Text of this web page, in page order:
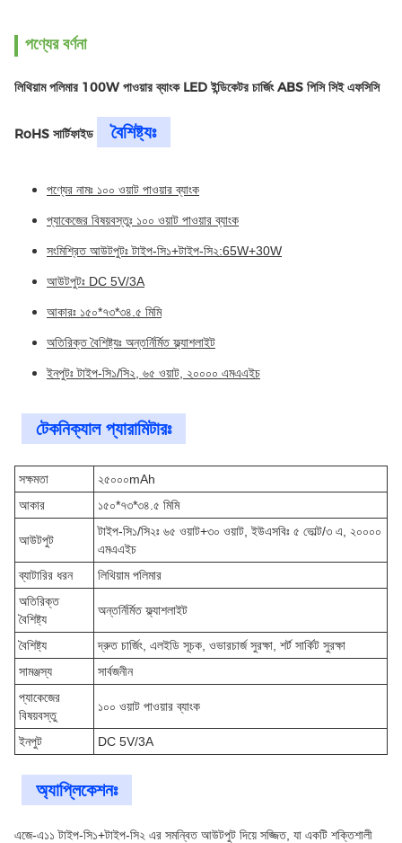
পণ্যের বর্ণনা
লিথিয়াম পলিমার 100W পাওয়ার ব্যাংক LED ইন্ডিকেটর চার্জিং ABS পিসি সিই এফসিসি
RoHS সার্টিফাইড বৈশিষ্ট্যঃ
পণ্যের নামঃ ১০০ ওয়াট পাওয়ার ব্যাংক
প্যাকেজের বিষয়বস্তুঃ ১০০ ওয়াট পাওয়ার ব্যাংক
সংমিশ্রিত আউটপুটঃ টাইপ-সি১+টাইপ-সি২:65W+30W
আউটপুটঃ DC 5V/3A
আকারঃ ১৫০*৭৩*৩৪.৫ মিমি
অতিরিক্ত বৈশিষ্ট্যঃ অন্তর্নির্মিত ফ্ল্যাশলাইট
ইনপুটঃ টাইপ-সি১/সি২, ৬৫ ওয়াট, ২০০০০ এমএএইচ
টেকনিক্যাল প্যারামিটারঃ
সক্ষমতা
২৫০০০mAh
আকার
১৫০*৭৩*৩৪.৫ মিমি
আউটপুট
টাইপ-সি১/সি২ঃ ৬৫ ওয়াট+৩০ ওয়াট, ইউএসবিঃ ৫ ভোল্ট/৩ এ, ২০০০০
এমএএইচ
ব্যাটারির ধরন
লিথিয়াম পলিমার
অতিরিক্ত
বৈশিষ্ট্য
অন্তর্নির্মিত ফ্ল্যাশলাইট
বৈশিষ্ট্য
দ্রুত চার্জিং, এলইডি সূচক, ওভারচার্জ সুরক্ষা, শর্ট সার্কিট সুরক্ষা
সামঞ্জস্য
সার্বজনীন
প্যাকেজের
বিষয়বস্তু
১০০ ওয়াট পাওয়ার ব্যাংক
ইনপুট DC 5V/3A
অ্যাপ্লিকেশনঃ
এজে-এ১১ টাইপ-সি১+টাইপ-সি২ এর সমন্বিত আউটপুট দিয়ে সজ্জিত, যা একটি শক্তিশালী